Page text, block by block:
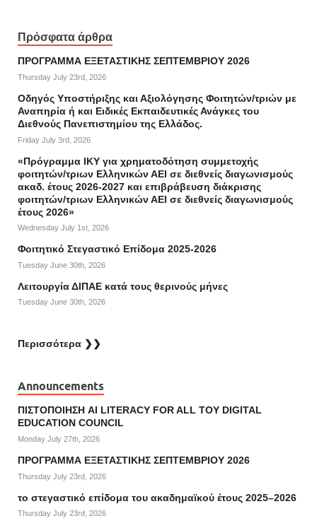
Πρόσφατα άρθρα
ΠΡΟΓΡΑΜΜΑ ΕΞΕΤΑΣΤΙΚΗΣ ΣΕΠΤΕΜΒΡΙΟΥ 2026
Thursday July 23rd, 2026
Οδηγός Υποστήριξης και Αξιολόγησης Φοιτητών/τριών με
Αναπηρία ή και Ειδικές Εκπαιδευτικές Ανάγκες του
Διεθνούς Πανεπιστημίου της Ελλάδος.
Friday July 3rd, 2026
«Πρόγραμμα ΙΚΥ για χρηματοδότηση συμμετοχής
φοιτητών/τριων Ελληνικών ΑΕΙ σε διεθνείς διαγωνισμούς
ακαδ. έτους 2026-2027 και επιβράβευση διάκρισης
φοιτητών/τριων Ελληνικών ΑΕΙ σε διεθνείς διαγωνισμούς
έτους 2026»
Wednesday July 1st, 2026
Φοιτητικό Στεγαστικό Επίδομα 2025-2026
Tuesday June 30th, 2026
Λειτουργία ΔΙΠΑΕ κατά τους θερινούς μήνες
Tuesday June 30th, 2026
Περισσότερα ❯❯
Announcements
ΠΙΣΤΟΠΟΙΗΣΗ AI LITERACY FOR ALL ΤΟΥ DIGITAL
EDUCATION COUNCIL
Monday July 27th, 2026
ΠΡΟΓΡΑΜΜΑ ΕΞΕΤΑΣΤΙΚΗΣ ΣΕΠΤΕΜΒΡΙΟΥ 2026
Thursday July 23rd, 2026
το στεγαστικό επίδομα του ακαδημαϊκού έτους 2025–2026
Thursday July 23rd, 2026